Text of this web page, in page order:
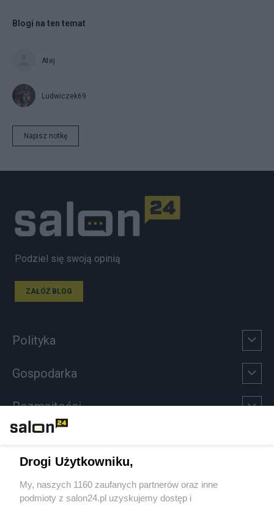
Blogi na ten temat
Atej
Ludwiczek69
Napisz notkę
Podziel się swoją opinią
ZAŁÓŻ BLOG
Polityka
Gospodarka
Rozmaitości
Sport
Drogi Użytkowniku,
My, naszych 1160 zaufanych partnerów oraz inne
podmioty z salon24.pl uzyskujemy dostęp i